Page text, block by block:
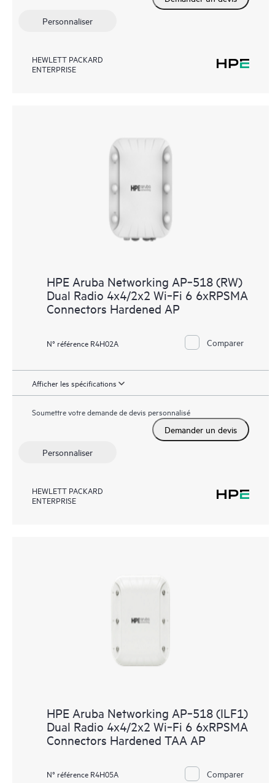
Personnaliser
HEWLETT PACKARD
ENTERPRISE
HPE Aruba Networking AP‑518 (RW)
Dual Radio 4x4/2x2 Wi‑Fi 6 6xRPSMA
Connectors Hardened AP
N° référence R4H02A Comparer
Afficher les spécifications
Soumettre votre demande de devis personnalisé
Demander un devis
Personnaliser
HEWLETT PACKARD
ENTERPRISE
HPE Aruba Networking AP‑518 (ILF1)
Dual Radio 4x4/2x2 Wi‑Fi 6 6xRPSMA
Connectors Hardened TAA AP
N° référence R4H05A Comparer